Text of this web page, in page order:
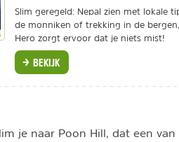
Slim geregeld: Nepal zien met lokale
de monniken of trekking in de
Hero zorgt ervoor dat je niets mist!
BEKIJK
je naar Poon Hill, dat een